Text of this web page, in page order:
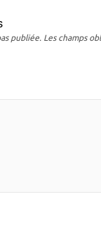
publiée. Les champs